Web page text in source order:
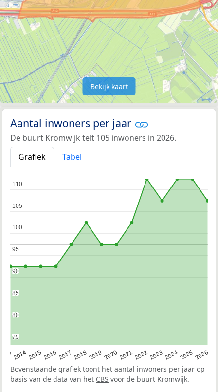
Bekijk kaart
Aantal inwoners per jaar
De buurt Kromwijk telt 105 inwoners in 2026.
Grafiek
Tabel
2014201520162017 20182019 2020202120222023202420252026
75
75
80
80
85
85
90
90
95
95
100
100
105
105
110
110
Bovenstaande grafiek toont het aantal inwoners per jaar op
basis van de data van het CBS voor de buurt Kromwijk.